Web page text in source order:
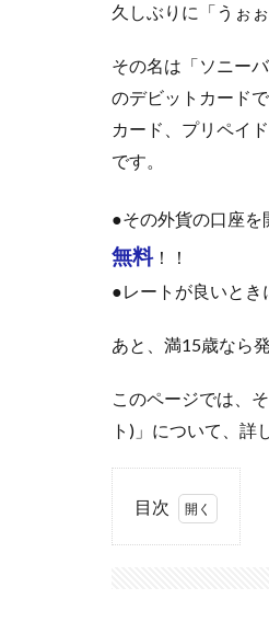
久しぶりに「うぉ
その名は「ソニー
のデビットカード
カード、プリペイ
です。
●その外貨の口座を
無料！！
●レートが良いとき
あと、満15歳なら
このページでは、
ト)」について、詳
目次